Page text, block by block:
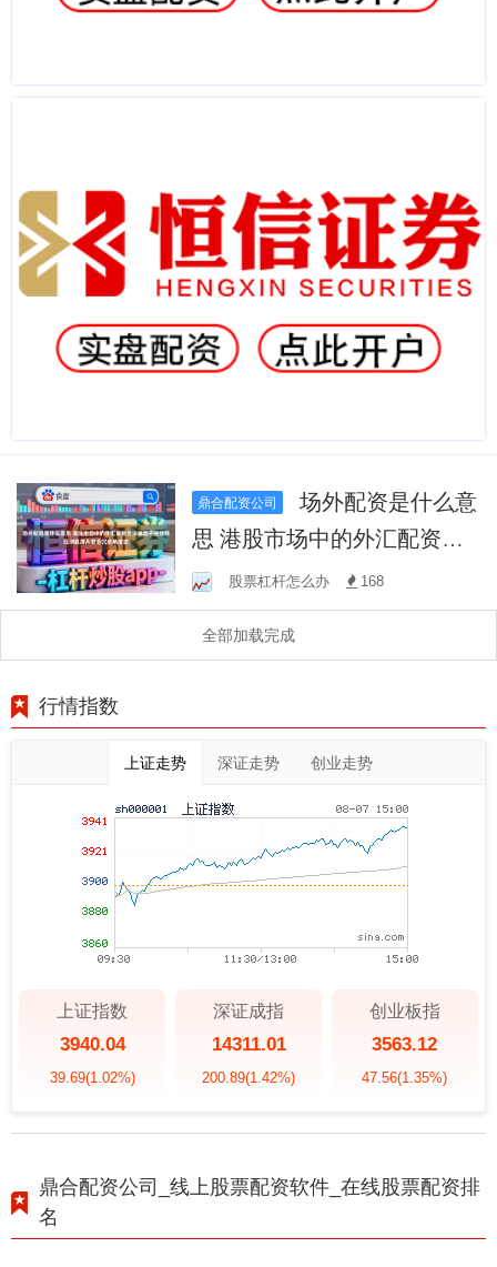
鼎合配资公司
场外配资是什么意
思 港股市场中的外汇配资合
法嘛因子有效性回测跟踪从
安全冗余角度进
股票杠杆怎么办 168
全部加载完成
行情指数
上证走势 深证走势 创业走势
上证指数
3940.04
39.69(1.02%)
深证成指
14311.01
200.89(1.42%)
创业板指
3563.12
47.56(1.35%)
鼎合配资公司_线上股票配资软件_在线股票配资排
名